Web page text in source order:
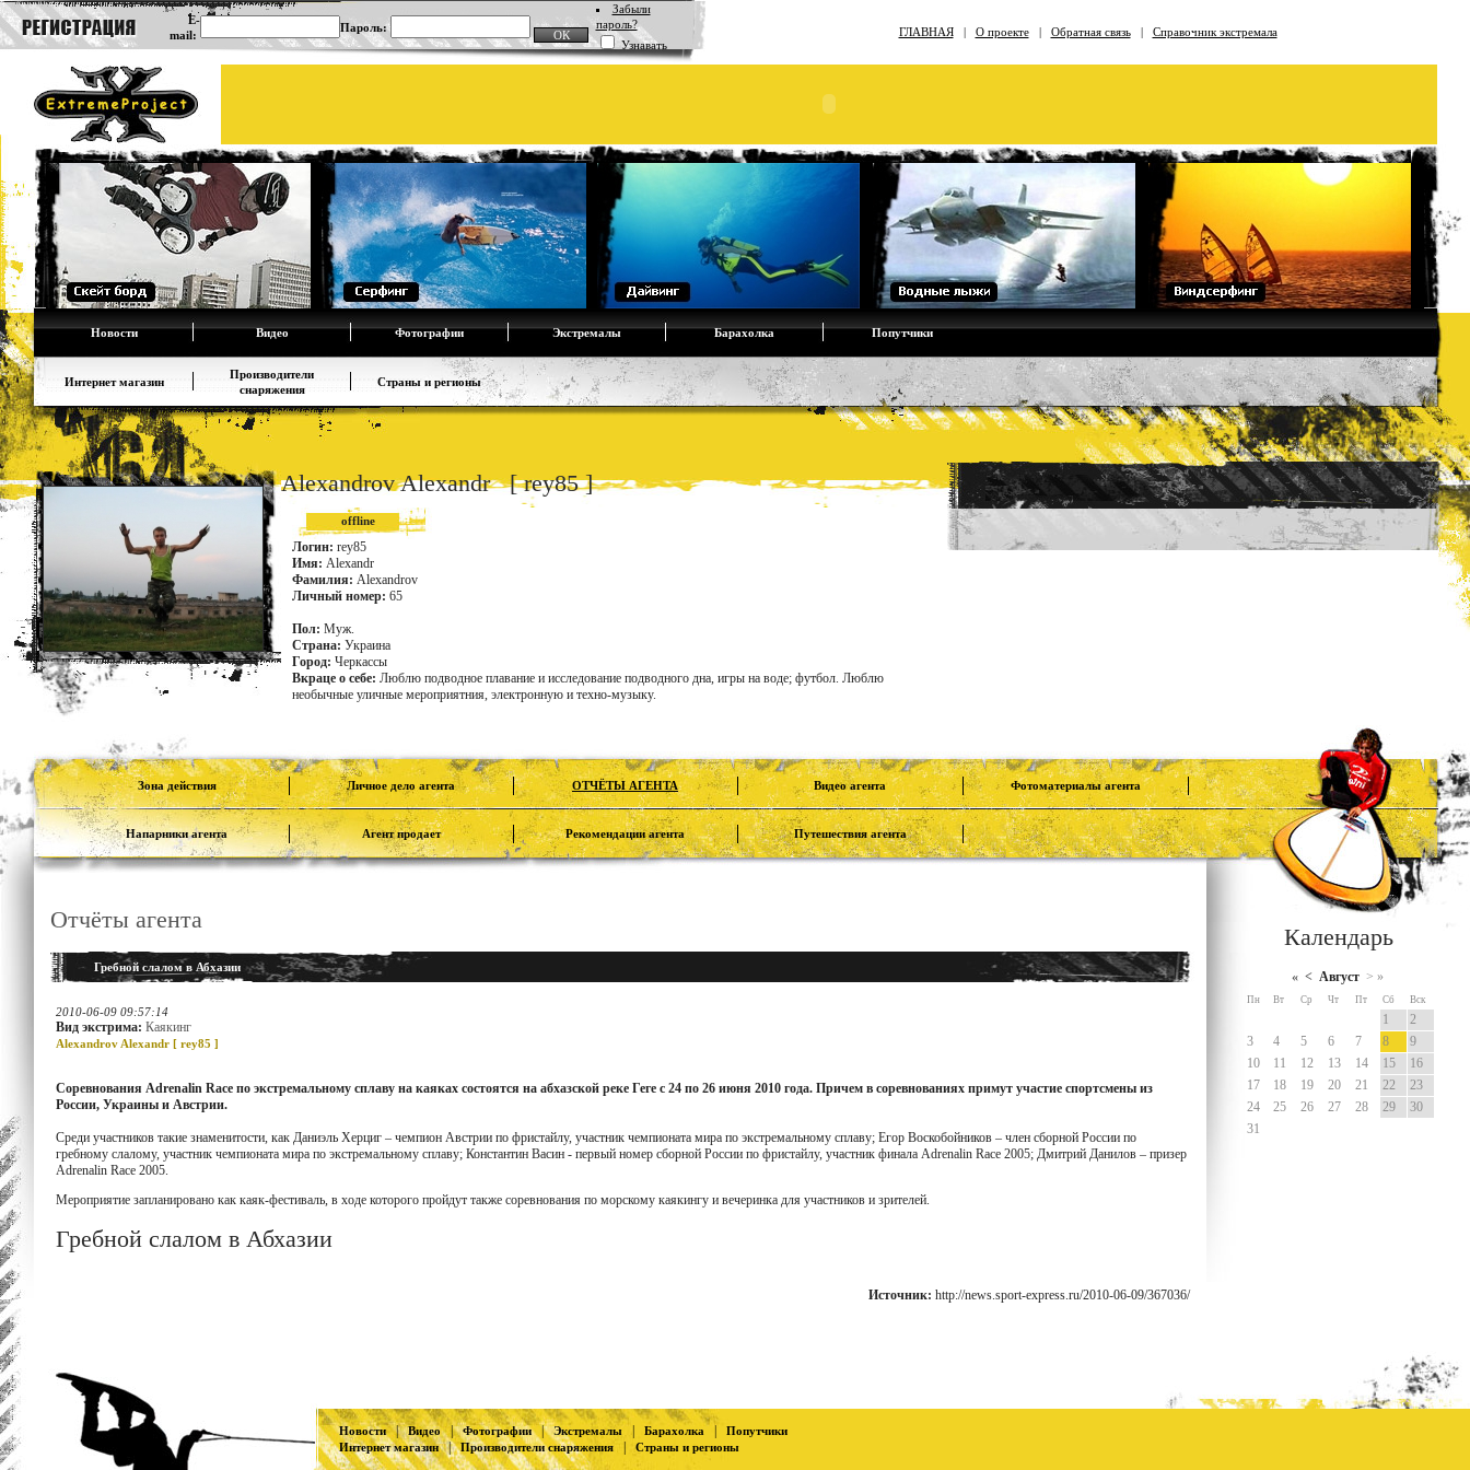
E-
mail:
Пароль:
Забыли
пароль?
Узнавать
ГЛАВНАЯ| О проекте| Обратная связь| Справочник экстремала
Новости Видео Фотографии Экстремалы Барахолка Попутчики
Интернет магазин
Производители
снаряжения
Страны и регионы
Alexandrov Alexandr [ rey85 ]
offline
Логин: rey85
Имя: Alexandr
Фамилия: Alexandrov
Личный номер: 65
Пол: Муж.
Страна: Украина
Город: Черкассы
Вкраце о себе: Люблю подводное плавание и исследование подводного дна, игры на воде; футбол. Люблю
необычные уличные мероприятния, электронную и техно-музыку.
Зона действия Личное дело агента ОТЧЁТЫ АГЕНТА Видео агента Фотоматериалы агента
Напарники агента Агент продает Рекомендации агента Путешествия агента
Отчёты агента
Гребной слалом в Абхазии
2010-06-09 09:57:14
Вид экстрима: Каякинг
Alexandrov Alexandr [ rey85 ]
Соревнования Adrenalin Race по экстремальному сплаву на каяках состоятся на абхазской реке Геге с 24 по 26 июня 2010 года. Причем в соревнованиях примут участие спортсмены из
России, Украины и Австрии.
Среди участников такие знаменитости, как Даниэль Херциг – чемпион Австрии по фристайлу, участник чемпионата мира по экстремальному сплаву; Егор Воскобойников – член сборной России по
гребному слалому, участник чемпионата мира по экстремальному сплаву; Константин Васин - первый номер сборной России по фристайлу, участник финала Adrenalin Race 2005; Дмитрий Данилов – призер
Adrenalin Race 2005.
Мероприятие запланировано как каяк-фестиваль, в ходе которого пройдут также соревнования по морскому каякингу и вечеринка для участников и зрителей.
Гребной слалом в Абхазии
Источник: http://news.sport-express.ru/2010-06-09/367036/
Календарь
Новости|Видео|Фотографии|Экстремалы Барахолка
Попутчики
Интернет магазин|Производители снаряжения Страны и регионы